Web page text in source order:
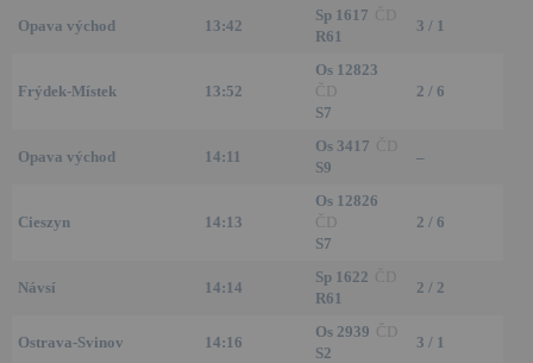
Opava východ 13:42
Sp 1617
R61
3 / 1
Frýdek-Místek 13:52
Os 12823
ČD
S7
2 / 6
Opava východ 14:11
Os 3417
S9
–
Cieszyn 14:13
Os 12826
ČD
S7
2 / 6
Návsí 14:14
Sp 1622
R61
2 / 2
Ostrava-Svinov 14:16
Os 2939 ČD
S2
3 / 1